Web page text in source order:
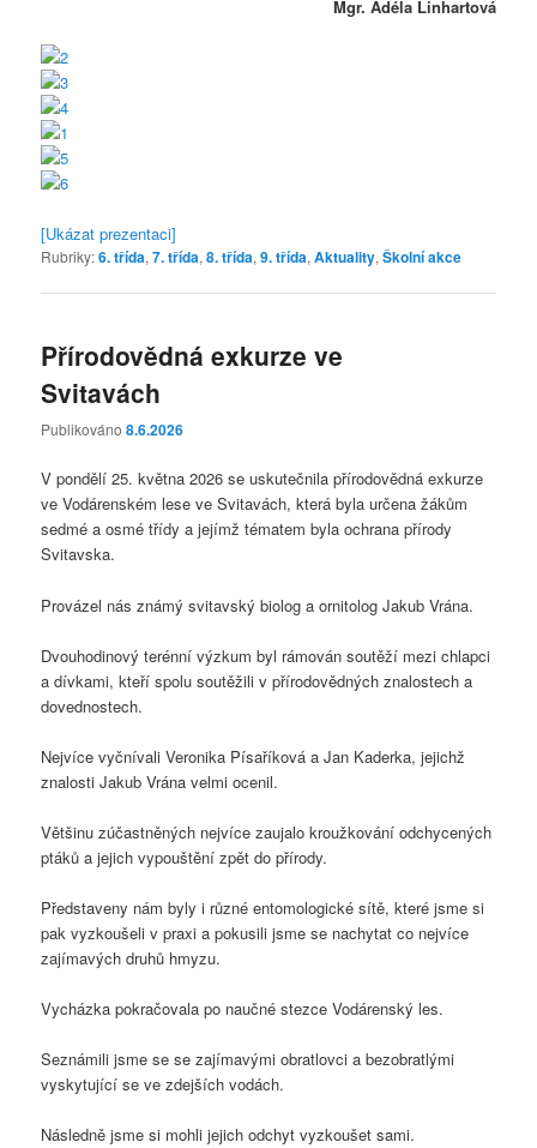
Mgr. Adéla Linhartová
[Ukázat prezentaci]
Rubriky:6. třída,7. třída,8. třída,9. třída,Aktuality,Školní akce
Přírodovědná exkurze ve
Svitavách
Publikováno8.6.2026
V pondělí 25. května 2026 se uskutečnila přírodovědná exkurze
ve Vodárenském lese ve Svitavách, která byla určena žákům
sedmé a osmé třídy a jejímž tématem byla ochrana přírody
Svitavska.
Provázel nás známý svitavský biolog a ornitolog Jakub Vrána.
Dvouhodinový terénní výzkum byl rámován soutěží mezi chlapci
a dívkami, kteří spolu soutěžili v přírodovědných znalostech a
dovednostech.
Nejvíce vyčnívali Veronika Písaříková a Jan Kaderka, jejichž
znalosti Jakub Vrána velmi ocenil.
Většinu zúčastněných nejvíce zaujalo kroužkování odchycených
ptáků a jejich vypouštění zpět do přírody.
Představeny nám byly i různé entomologické sítě, které jsme si
pak vyzkoušeli v praxi a pokusili jsme se nachytat co nejvíce
zajímavých druhů hmyzu.
Vycházka pokračovala po naučné stezce Vodárenský les.
Seznámili jsme se se zajímavými obratlovci a bezobratlými
vyskytující se ve zdejších vodách.
Následně jsme si mohli jejich odchyt vyzkoušet sami.